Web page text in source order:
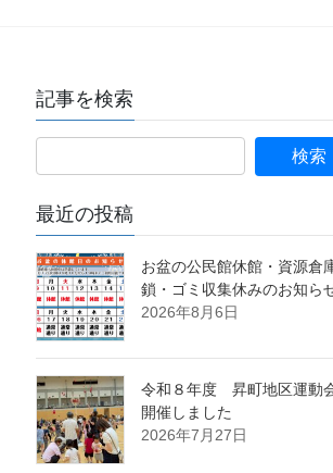
記事を検索
最近の投稿
お盆の公民館休館・資源倉
鎖・ゴミ収集休みのお知ら
2026年8月6日
令和８年度 昇町地区運動
開催しました
2026年7月27日